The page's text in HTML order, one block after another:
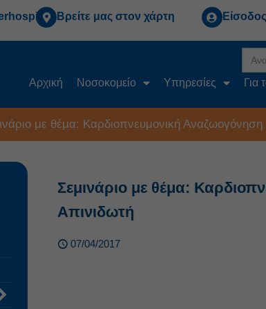
Βρείτε μας στον χάρτη Είσοδος
for:
Αρχική Νοσοκομείο Υπηρεσίες Για
με θέμα: Καρδιοπνευμονική
Σεμινάριο με θέμα:
Απινιδωτή
07/04/2017